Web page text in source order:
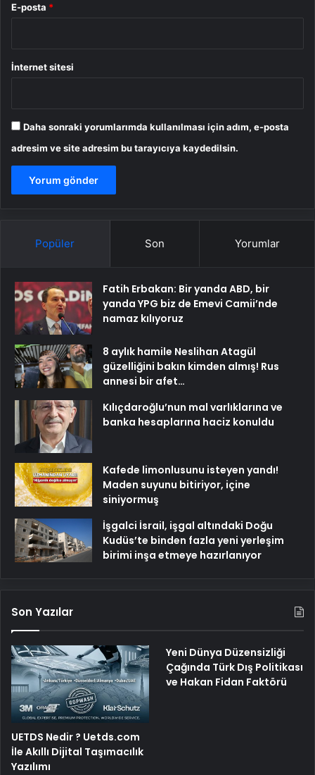
E-posta *
İnternet sitesi
Daha sonraki yorumlarımda kullanılması için adım, e-posta
adresim ve site adresim bu tarayıcıya kaydedilsin.
Popüler Son Yorumlar
Fatih Erbakan: Bir yanda ABD, bir
yanda YPG biz de Emevi Camii’nde
namaz kılıyoruz
8 aylık hamile Neslihan Atagül
güzelliğini bakın kimden almış! Rus
annesi bir afet…
Kılıçdaroğlu’nun mal varlıklarına ve
banka hesaplarına haciz konuldu
Kafede limonlusunu isteyen yandı!
Maden suyunu bitiriyor, içine
siniyormuş
İşgalci İsrail, işgal altındaki Doğu
Kudüs’te binden fazla yeni yerleşim
birimi inşa etmeye hazırlanıyor
Son Yazılar
UETDS Nedir ? Uetds.com
İle Akıllı Dijital Taşımacılık
Yazılımı
Yeni Dünya Düzensizliği
Çağında Türk Dış Politikası
ve Hakan Fidan Faktörü